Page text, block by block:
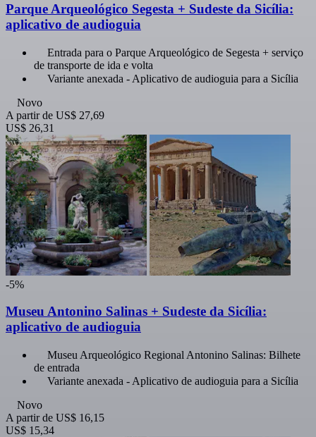
Parque Arqueológico Segesta + Sudeste da Sicília:
aplicativo de audioguia
Entrada para o Parque Arqueológico de Segesta + serviço
de transporte de ida e volta
Variante anexada - Aplicativo de audioguia para a Sicília
Novo
A partir de US$ 27,69
US$ 26,31
-5%
Museu Antonino Salinas + Sudeste da Sicília:
aplicativo de audioguia
Museu Arqueológico Regional Antonino Salinas: Bilhete
de entrada
Variante anexada - Aplicativo de audioguia para a Sicília
Novo
A partir de US$ 16,15
US$ 15,34